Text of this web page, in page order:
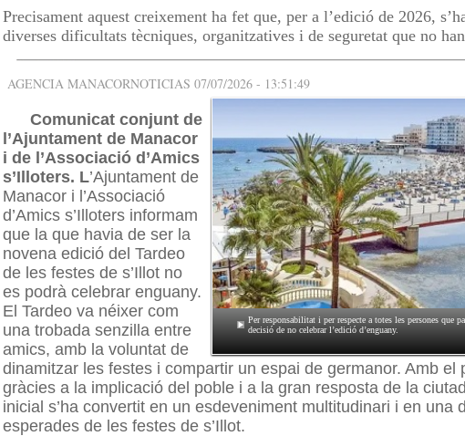
Precisament aquest creixement ha fet que, per a l’edició de 2026,
diverses dificultats tècniques, organitzatives i de seguretat que no
AGENCIA MANACORNOTICIAS 07/07/2026 - 13:51:49
Per responsabilitat i per respecte a totes les persones que
decisió de no celebrar l’edició d’enguany.
Comunicat conjunt de
l’Ajuntament de Manacor
i de l’Associació d’Amics
s’Illoters. L’Ajuntament de
Manacor i l’Associació
d’Amics s’Illoters informam
que la que havia de ser la
novena edició del Tardeo
de les festes de s’Illot no
es podrà celebrar enguany.
El Tardeo va néixer com
una trobada senzilla entre
amics, amb la voluntat de
dinamitzar les festes i compartir un espai de germanor. Amb el
gràcies a la implicació del poble i a la gran resposta de la
inicial s’ha convertit en un esdeveniment multitudinari i en una
esperades de les festes de s’Illot.